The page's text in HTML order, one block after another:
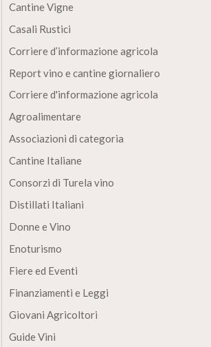
Cantine Vigne
Casali Rustici
Corriere d’informazione agricola
Report vino e cantine giornaliero
Corriere d'informazione agricola
Agroalimentare
Associazioni di categoria
Cantine Italiane
Consorzi di Turela vino
Distillati Italiani
Donne e Vino
Enoturismo
Fiere ed Eventi
Finanziamenti e Leggi
Giovani Agricoltori
Guide Vini